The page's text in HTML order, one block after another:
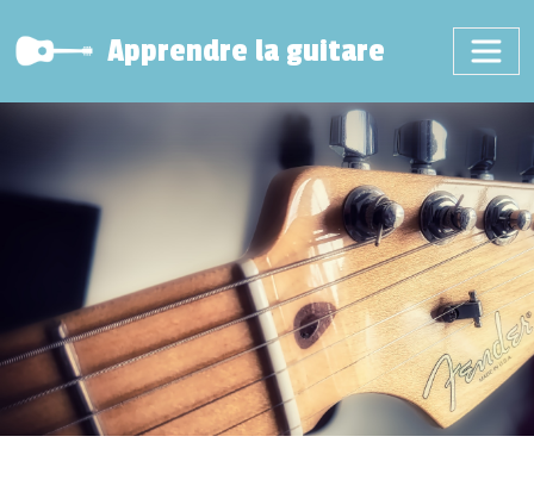
Apprendre la guitare